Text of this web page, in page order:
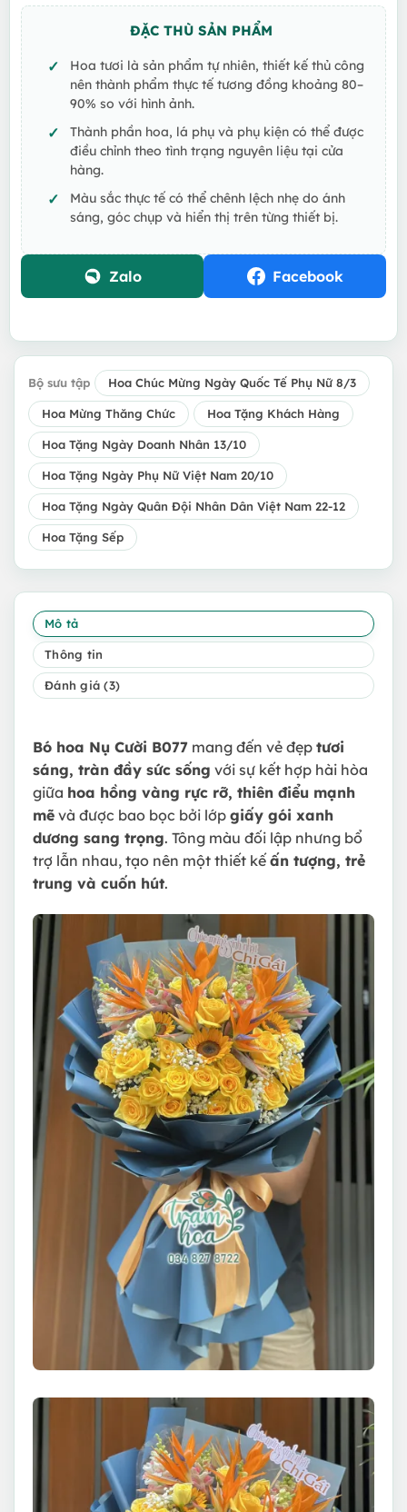
ĐẶC THÙ SẢN PHẨM
Hoa tươi là sản phẩm tự nhiên, thiết kế thủ công
nên thành phẩm thực tế tương đồng khoảng 80–
90% so với hình ảnh.
Thành phần hoa, lá phụ và phụ kiện có thể được
điều chỉnh theo tình trạng nguyên liệu tại cửa
hàng.
Màu sắc thực tế có thể chênh lệch nhẹ do ánh
sáng, góc chụp và hiển thị trên từng thiết bị.
Zalo Facebook
Bộ sưu tập Hoa Chúc Mừng Ngày Quốc Tế Phụ Nữ 8/3
Hoa Mừng Thăng Chức Hoa Tặng Khách Hàng
Hoa Tặng Ngày Doanh Nhân 13/10
Hoa Tặng Ngày Phụ Nữ Việt Nam 20/10
Hoa Tặng Ngày Quân Đội Nhân Dân Việt Nam 22-12
Hoa Tặng Sếp
Mô tả
Thông tin
Đánh giá (3)
Bó hoa Nụ Cười B077 mang đến vẻ đẹp tươi
sáng, tràn đầy sức sống với sự kết hợp hài hòa
giữa hoa hồng vàng rực rỡ, thiên điểu mạnh
mẽ và được bao bọc bởi lớp giấy gói xanh
dương sang trọng. Tông màu đối lập nhưng bổ
trợ lẫn nhau, tạo nên một thiết kế ấn tượng, trẻ
trung và cuốn hút.